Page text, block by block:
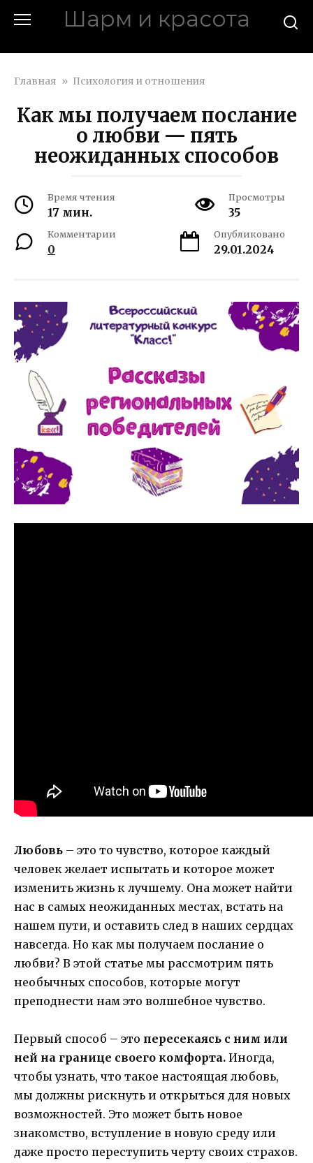
Шарм и красота
Главная » Психология и отношения
Как мы получаем послание
о любви — пять
неожиданных способов
Время чтения
17 мин.
Просмотры
35
Комментарии
0
Опубликовано
29.01.2024
Любовь – это то чувство, которое каждый
человек желает испытать и которое может
изменить жизнь к лучшему. Она может найти
нас в самых неожиданных местах, встать на
нашем пути, и оставить след в наших сердцах
навсегда. Но как мы получаем послание о
любви? В этой статье мы рассмотрим пять
необычных способов, которые могут
преподнести нам это волшебное чувство.
Первый способ – это пересекаясь с ним или
ней на границе своего комфорта. Иногда,
чтобы узнать, что такое настоящая любовь,
мы должны рискнуть и открыться для новых
возможностей. Это может быть новое
знакомство, вступление в новую среду или
даже просто переступить черту своих страхов.